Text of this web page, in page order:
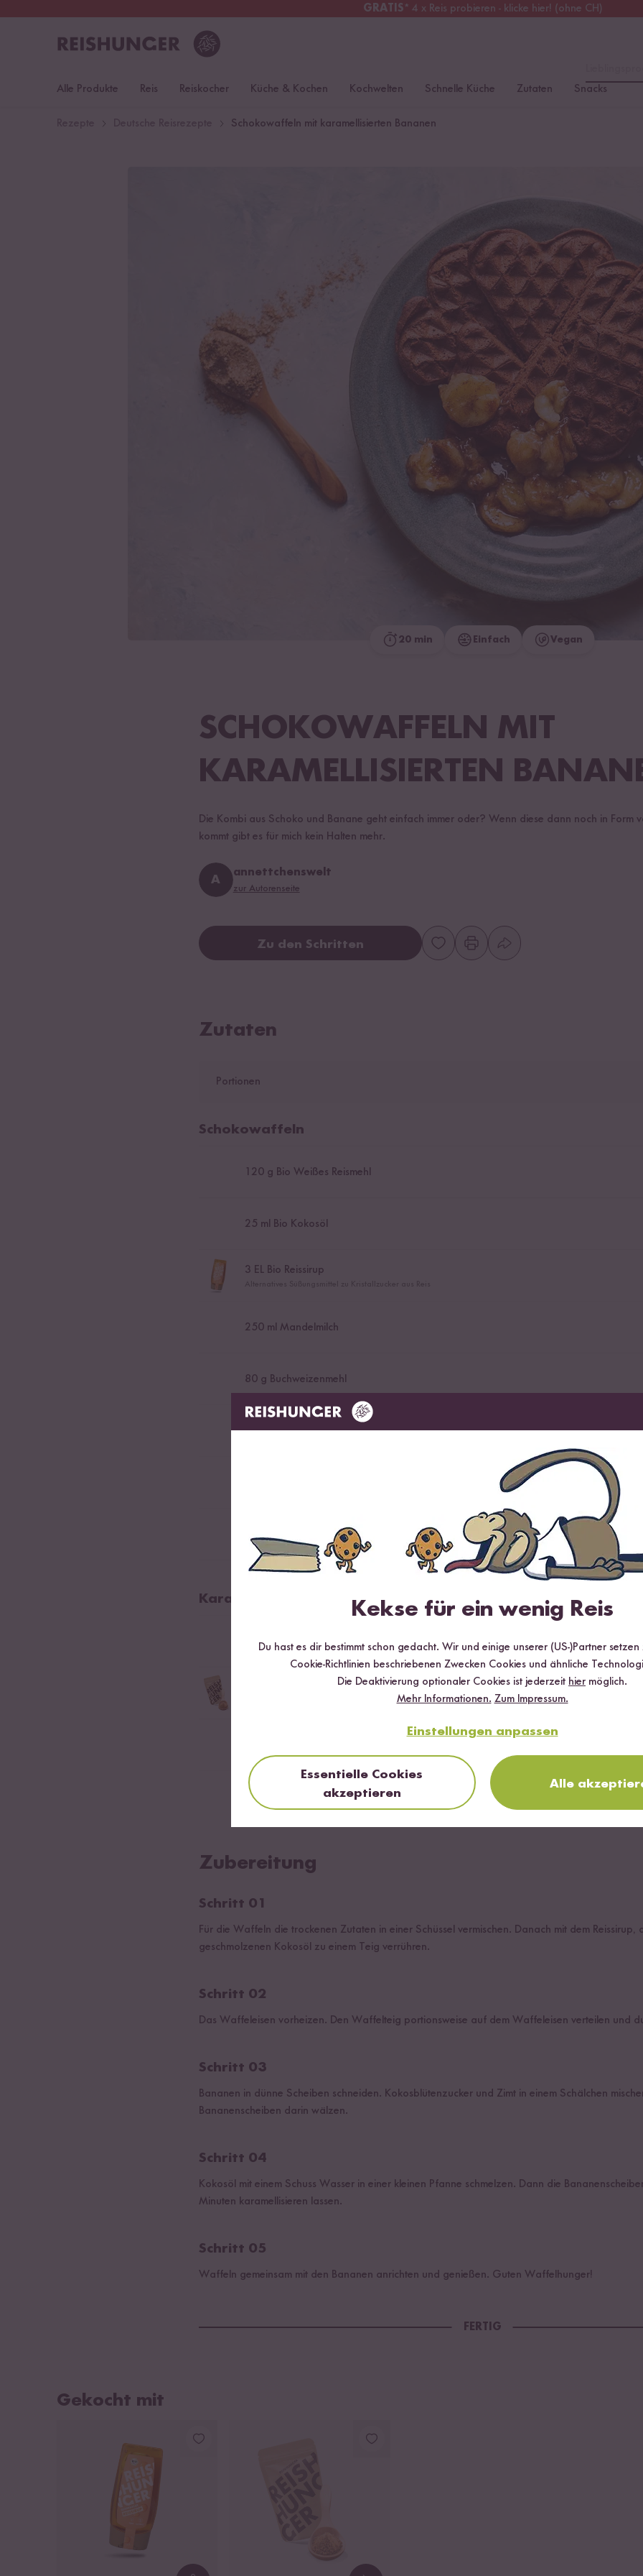
GRATIS* 4 x Reis probieren - klicke hier! (ohne CH)
Alle Zölle & Steuern inklusive
Alle Produkte Reis Reiskocher Küche & Kochen Kochwelten Schnelle Küche Zutaten Snacks
Schokowaffeln mit karamellisierten Bananen
20 min Einfach Vegan
SCHOKOWAFFELN MIT
KARAMELLISIERTEN
Die Kombi aus Schoko und Banane geht einfach immer oder? Wenn diese dann noch in Form
kommt gibt es für mich kein Halten mehr.
A
annettchenswelt
zur Autorenseite
Zu den Schritten
Zutaten
Portionen
Schokowaffeln
120g Bio Weißes Reismehl
25 ml Bio Kokosöl
3 EL Bio Reissirup
250ml Mandelmilch
80g Buchweizenmehl
2EL Kakaopulver
Pck Vanillezucker
Karamellisierte Bananen
EL Bio Kokosöl
EL Bio Kokosblütenzucker
2Bananen
Zubereitung
Schritt 01
Für die Waffeln die trockenen Zutaten in einer Schüssel vermischen. Danach mit dem Reissirup,
geschmolzenen Kokosöl zu einem Teig verrühren.
Schritt 02
Das Waffeleisen vorheizen. Den Waffelteig portionsweise auf dem Waffeleisen verteilen und
Schritt 03
Bananen in dünne Scheiben schneiden. Kokosblütenzucker und Zimt in einem Schälchen
Bananenscheiben darin wälzen.
Schritt 04
Kokosöl mit einem Schuss Wasser in einer kleinen Pfanne schmelzen. Dann die
Minuten karamellisieren lassen.
Schritt 05
Waffeln gemeinsam mit den Bananen anrichten und genießen. Guten Waffelhunger!
FERTIG
Gekocht mit
Kekse für ein wenig Reis
Du hast es dir bestimmt schon gedacht. Wir und einige unserer (US-)Partner
Cookie-Richtlinien beschriebenen Zwecken Cookies und ähnliche
Die Deaktivierung optionaler Cookies ist jederzeit hier möglich.
Mehr Informationen. Zum Impressum.
Einstellungen anpassen
Essentielle Cookies
akzeptieren
Alle